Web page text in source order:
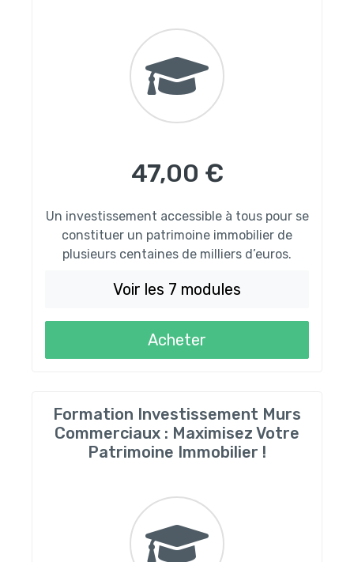
47,00 €
Un investissement accessible à tous pour se
constituer un patrimoine immobilier de
plusieurs centaines de milliers d’euros.
Voir les 7 modules
Acheter
Formation Investissement Murs
Commerciaux : Maximisez Votre
Patrimoine Immobilier !